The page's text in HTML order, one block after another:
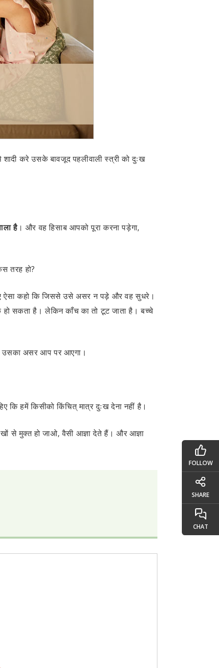
करे उसके बावजूद पहलीवाली स्त्री को दुःख
है। और वह हिसाब आपको पूरा करना पड़ेगा,
तरह हो?
ऐसा कहो कि जिससे उसे असर न पड़े और वह सुधरे।
सकता है। लेकिन काँच का तो टूट जाता है। बच्चे
उसका असर आप पर आएगा।
हमें किसीको किंचित् मात्र दुःख देना नहीं है।
से मुक्त हो जाओ, वैसी आज्ञा देते हैं। और आज्ञा
FOLLOW
SHARE
CHAT